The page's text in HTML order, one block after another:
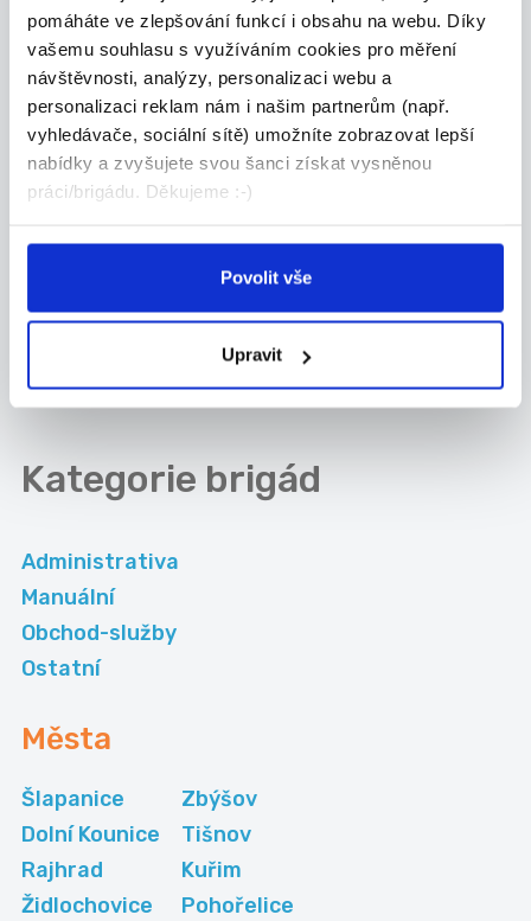
pomáháte ve zlepšování funkcí i obsahu na webu. Díky
vašemu souhlasu s využíváním cookies pro měření
návštěvnosti, analýzy, personalizaci webu a
personalizaci reklam nám i našim partnerům (např.
vyhledávače, sociální sítě) umožníte zobrazovat lepší
nabídky a zvyšujete svou šanci získat vysněnou
práci/brigádu. Děkujeme :-)
Povolit vše
Upravit
Nové brigády na email
Kam dále
Částečný úvazek
Brigády
v zahraničí
Práce pro
absolventy Brno -
Práce na HPP
Brno - venkov
Kategorie brigád
Administrativa
Manuální
Obchod-služby
Ostatní
Města
Šlapanice
Zbýšov
Dolní Kounice
Tišnov
Rajhrad
Kuřim
Židlochovice
Pohořelice